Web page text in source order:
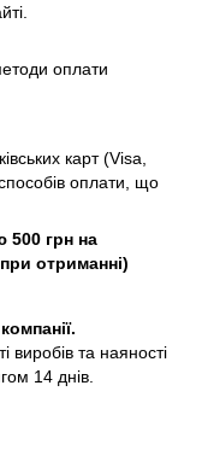
оплати
карт (Visa,
оплати, що
500 грн на
отриманні)
виробів та наяності
14 днів.